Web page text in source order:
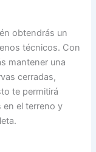
obtendrás un
técnicos. Con
mantener una
cerradas,
te permitirá
en el terreno y